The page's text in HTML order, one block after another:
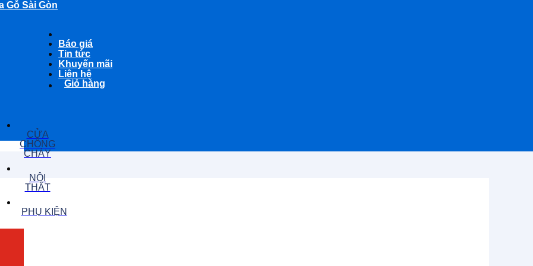
Gỗ Sài Gòn
Báo giá
Tin tức
Khuyến mãi
Liên hệ
Giỏ hàng
CỬA
CHỐNG
CHÁY
NỘI
THẤT
PHỤ KIỆN